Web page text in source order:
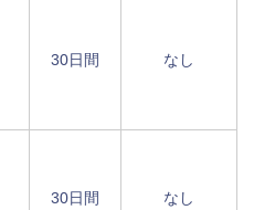
30日間 なし
30日間 なし